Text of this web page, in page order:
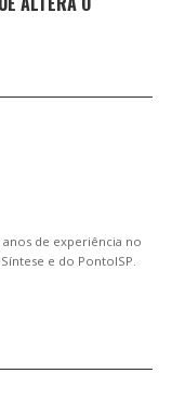
de experiência no
e do PontoISP.